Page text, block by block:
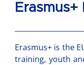
Erasmus+ is the
training, youth